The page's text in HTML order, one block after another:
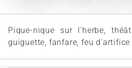
Pique-nique sur l'herbe,
guiguette, fanfare, feu d'artifice